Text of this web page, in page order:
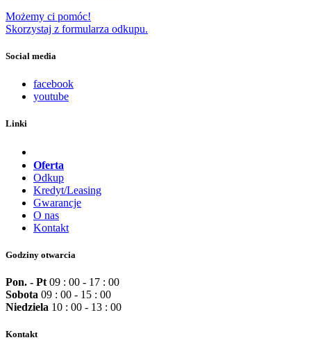
Możemy ci pomóc!
Skorzystaj z formularza odkupu.
Social media
facebook
youtube
Linki
Oferta
Odkup
Kredyt/Leasing
Gwarancje
O nas
Kontakt
Godziny otwarcia
Pon. - Pt 09 : 00 - 17 : 00
Sobota 09 : 00 - 15 : 00
Niedziela 10 : 00 - 13 : 00
Kontakt